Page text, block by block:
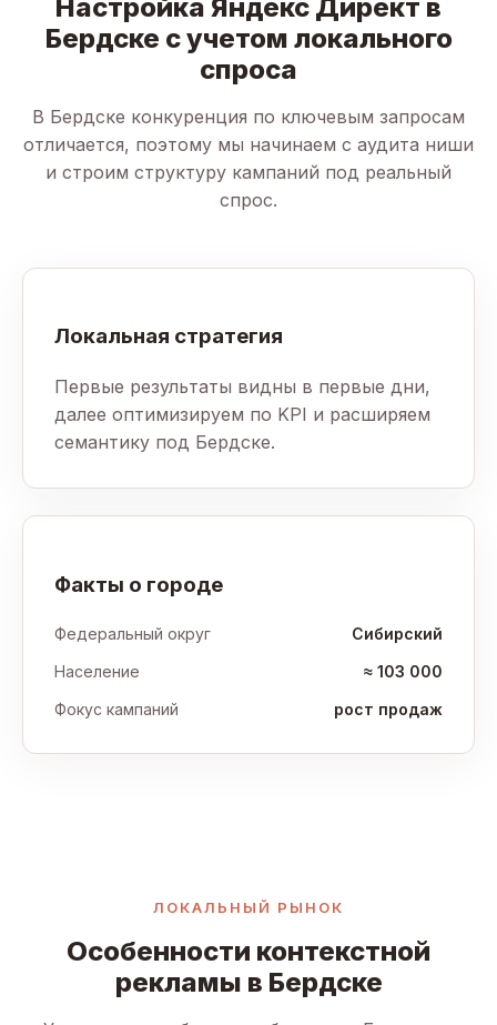
Настройка Яндекс Директ в
Бердске с учетом локального
спроса
В Бердске конкуренция по ключевым запросам
отличается, поэтому мы начинаем с аудита ниши
и строим структуру кампаний под реальный
спрос.
Локальная стратегия
Первые результаты видны в первые дни,
далее оптимизируем по KPI и расширяем
семантику под Бердске.
Факты о городе
Федеральный округ
Сибирский
Население
≈ 103 000
Фокус кампаний
рост продаж
ЛОКАЛЬНЫЙ РЫНОК
Особенности контекстной
рекламы в Бердске